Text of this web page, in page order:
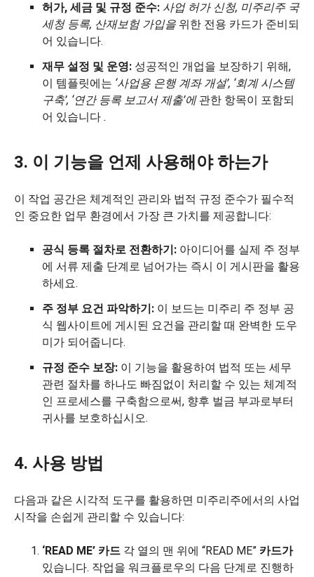
허가, 세금 및 규정 준수: 사업 허가 신청, 미주리주 국
세청 등록, 산재보험 가입을 위한 전용 카드가 준비되
어 있습니다.
재무 설정 및 운영: 성공적인 개업을 보장하기 위해,
이 템플릿에는 ‘사업용 은행 계좌 개설’, ‘회계 시스템
구축’, ‘연간 등록 보고서 제출’에관한 항목이 포함되
어 있습니다 .
3. 이 기능을 언제 사용해야 하는가
이 작업 공간은 체계적인 관리와 법적 규정 준수가 필수적
인 중요한 업무 환경에서 가장 큰 가치를 제공합니다:
공식 등록 절차로 전환하기: 아이디어를 실제 주 정부
에 서류 제출 단계로 넘어가는 즉시 이 게시판을 활용
하세요.
주 정부 요건 파악하기: 이 보드는 미주리 주 정부 공
식 웹사이트에 게시된 요건을 관리할 때 완벽한 도우
미가 되어줍니다.
규정 준수 보장: 이 기능을 활용하여 법적 또는 세무
관련 절차를 하나도 빠짐없이 처리할 수 있는 체계적
인 프로세스를 구축함으로써, 향후 벌금 부과로부터
귀사를 보호하십시오.
4. 사용 방법
다음과 같은 시각적 도구를 활용하면 미주리주에서의 사업
시작을 손쉽게 관리할 수 있습니다:
‘READ ME’ 카드 각 열의 맨 위에 “READ ME” 카드가
있습니다. 작업을 워크플로우의 다음 단계로 진행하